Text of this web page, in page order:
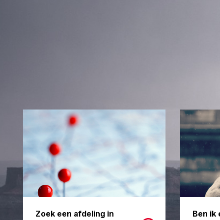
Zoek een afdeling in Ben ik